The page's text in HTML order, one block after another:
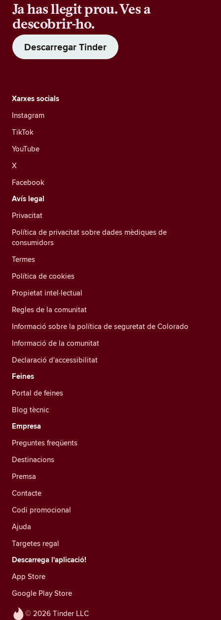
Ja has llegit prou. Ves a
descobrir-ho.
Descarregar Tinder
© 2026 Tinder LLC
Xarxes socials
Instagram
TikTok
YouTube
X
Facebook
Avís legal
Privacitat
Política de privacitat sobre dades mèdiques de
consumidors
Termes
Política de cookies
Propietat intel·lectual
Regles de la comunitat
Informació sobre la política de seguretat de Colorado
Informació de la comunitat
Declaració d'accessibilitat
Feines
Portal de feines
Blog tècnic
Empresa
Preguntes freqüents
Destinacions
Premsa
Contacte
Codi promocional
Ajuda
Targetes regal
Descarrega l'aplicació!
App Store
Google Play Store